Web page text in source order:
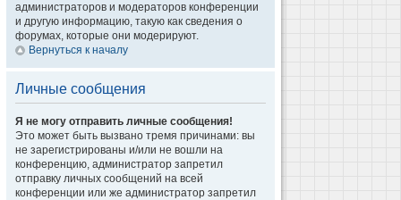
администраторов и модераторов конференции
и другую информацию, такую как сведения о
форумах, которые они модерируют.
Вернуться к началу
Личные сообщения
Я не могу отправить личные сообщения!
Это может быть вызвано тремя причинами: вы
не зарегистрированы и/или не вошли на
конференцию, администратор запретил
отправку личных сообщений на всей
конференции или же администратор запретил